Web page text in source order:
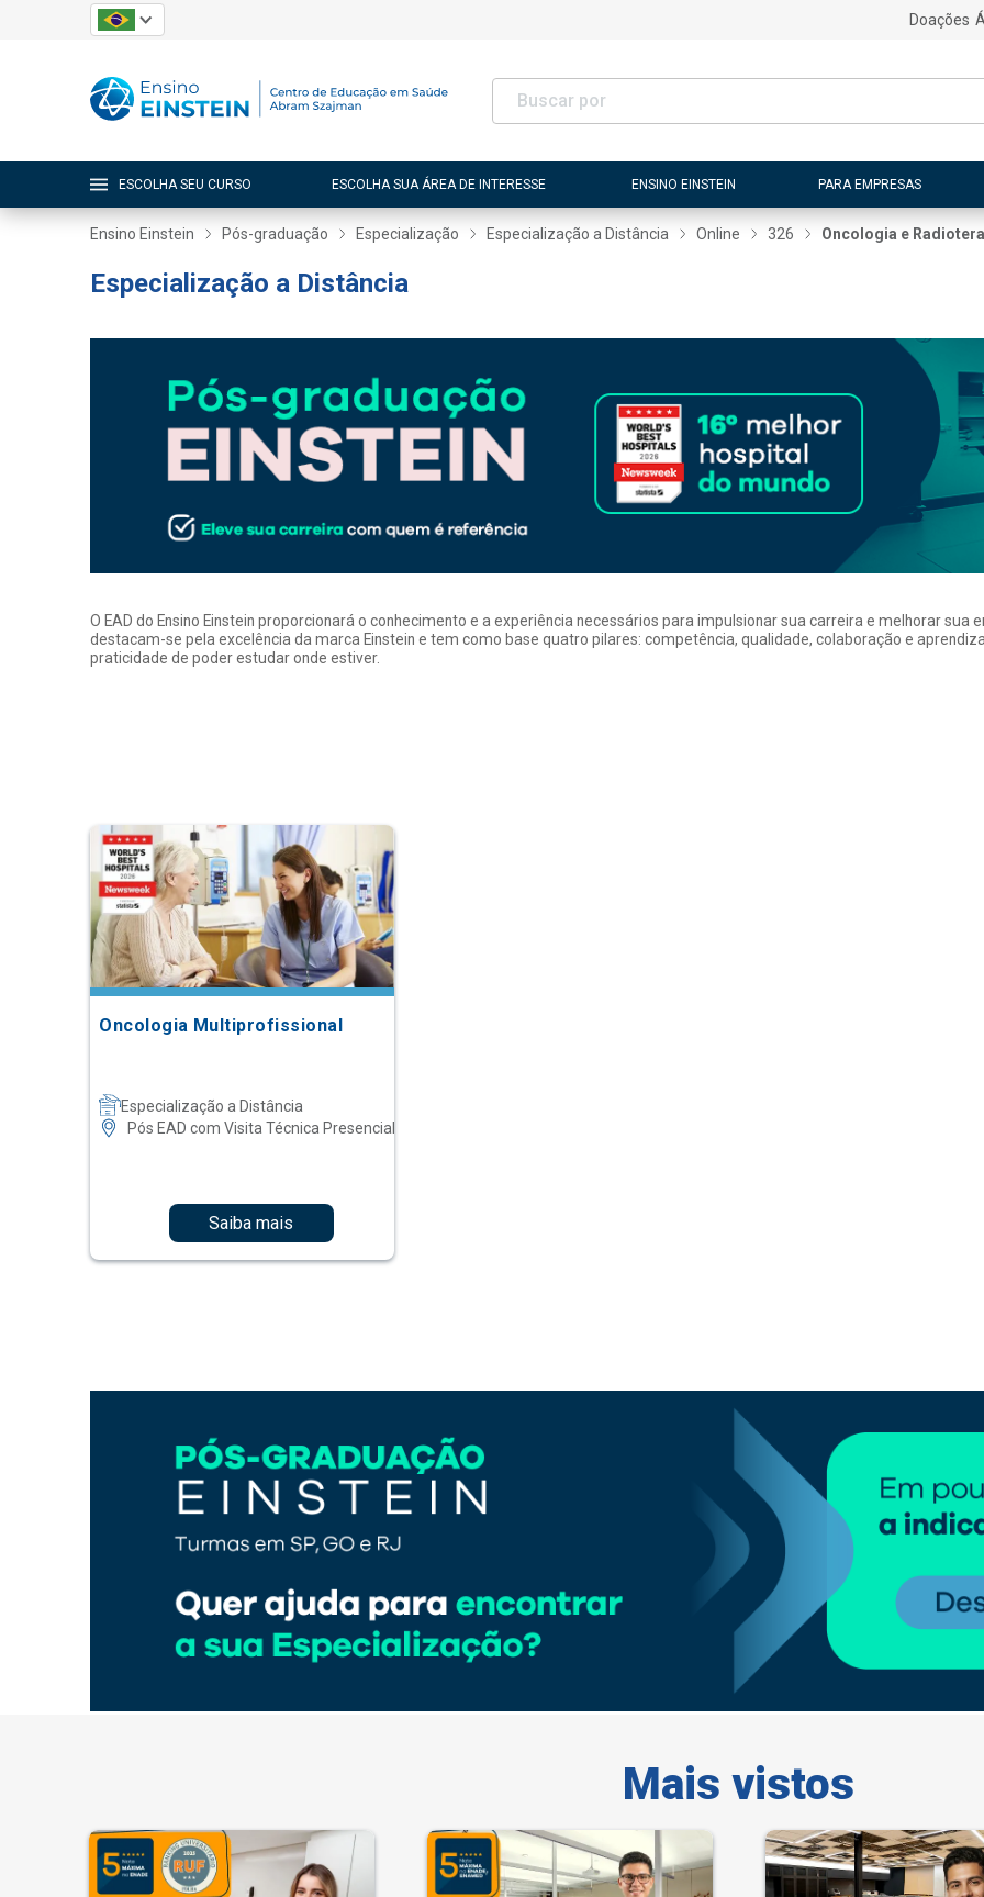
Doações
ESCOLHA SEU CURSO ESCOLHA SUA ÁREA DE INTERESSE ENSINO EINSTEIN PARA EMPRESAS
Ensino Einstein Pós-graduação Especialização Especialização a Distância Online 326 Oncologia e
Especialização a Distância
O EAD do Ensino Einstein proporcionará o conhecimento e a experiência necessários para impulsionar sua carreira e melhorar
destacam-se pela excelência da marca Einstein e tem como base quatro pilares: competência, qualidade, colaboração e
praticidade de poder estudar onde estiver.
Oncologia Multiprofissional
Especialização a Distância
Pós EAD com Visita Técnica Presencial
Saiba mais
Mais vistos